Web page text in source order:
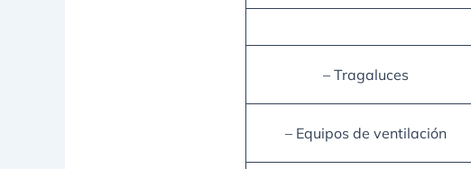
– Tragaluces
– Equipos de ventilación